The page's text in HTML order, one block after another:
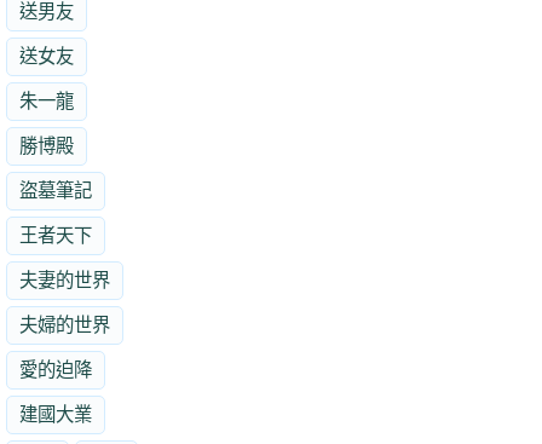
送男友
送女友
朱一龍
勝博殿
盜墓筆記
王者天下
夫妻的世界
夫婦的世界
愛的迫降
建國大業